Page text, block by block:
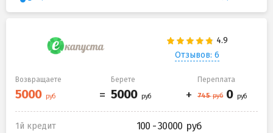
Отзывов: 6
Возвращаете Берете Переплата
1й кредит 100 - 30000